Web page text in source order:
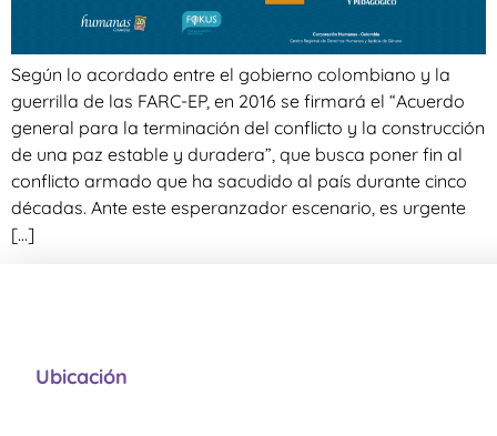
Según lo acordado entre el gobierno colombiano y la
guerrilla de las FARC-EP, en 2016 se firmará el “Acuerdo
general para la terminación del conflicto y la construcción
de una paz estable y duradera”, que busca poner fin al
conflicto armado que ha sacudido al país durante cinco
décadas. Ante este esperanzador escenario, es urgente
[…]
Ubicación